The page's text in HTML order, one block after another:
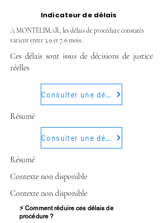
Indicateur de délais
À MONTÉLIMAR, les délais de procédure constatés
varient entre 3.9 et 7.6 mois.
Ces délais sont issus de décisions de justice
réelles
Consulter une décision
Résumé
Consulter une décision
Résumé
Contexte non disponible
Contexte non disponible
⚡ Comment réduire ces délais de
procédure ?